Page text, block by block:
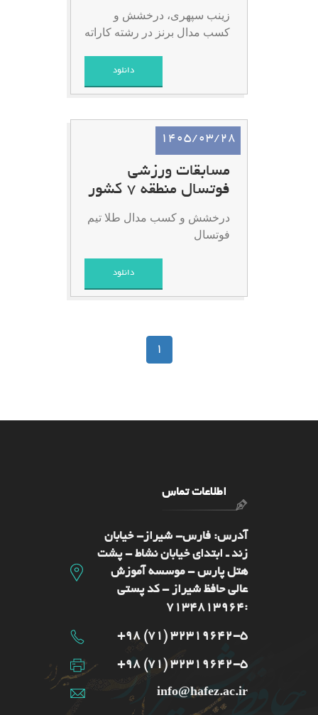
زینب سپهری، درخشش و
کسب مدال برنز در رشته کاراته
دانلود
1405/03/28
مسابقات ورزشی
فوتسال منطقه 7 کشور
درخشش و کسب مدال طلا تیم
فوتسال
دانلود
1
اطلاعات تماس
آدرس: فارس- شيراز- خیابان
زند ـ ابتدای خیابان نشاط - پشت
هتل پارس - موسسه آموزش
عالی حافظ شیراز - کد پستی
:7134813964
32319642-5 (71) 98+
32319642-5 (71) 98+
info@hafez.ac.ir